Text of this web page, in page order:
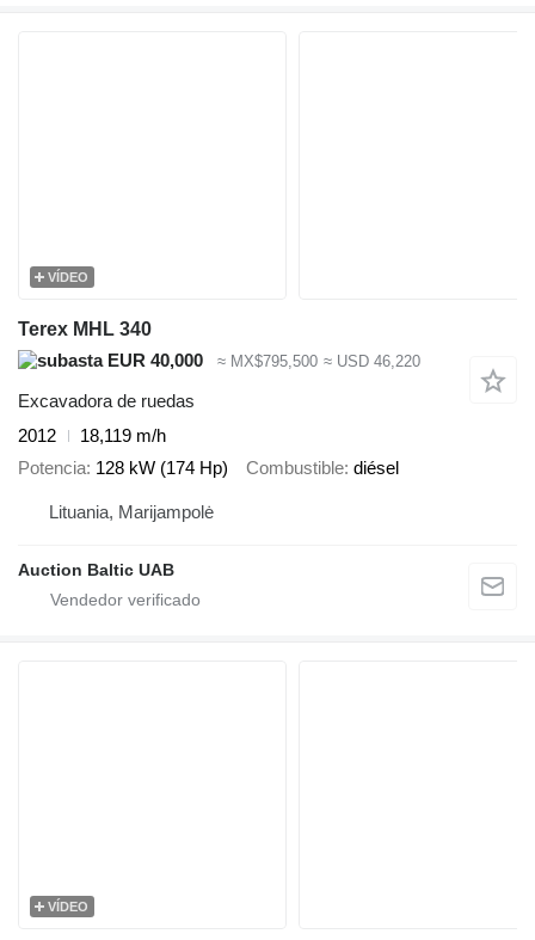
VÍDEO
Terex MHL 340
EUR 40,000
≈ MX$795,500 ≈ USD 46,220
Excavadora de ruedas
2012
18,119 m/h
Potencia 128 kW (174 Hp) Combustible diésel
Lituania, Marijampolė
Auction Baltic UAB
VÍDEO